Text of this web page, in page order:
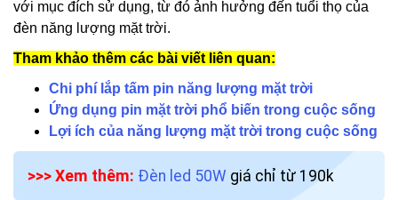
với mục đích sử dụng, từ đó ảnh hưởng đến tuổi thọ của
đèn năng lượng mặt trời.
Tham khảo thêm các bài viết liên quan:
Chi phí lắp tấm pin năng lượng mặt trời
Ứng dụng pin mặt trời phổ biến trong cuộc sống
Lợi ích của năng lượng mặt trời trong cuộc sống
>>> Xem thêm: Đèn led 50W giá chỉ từ 190k